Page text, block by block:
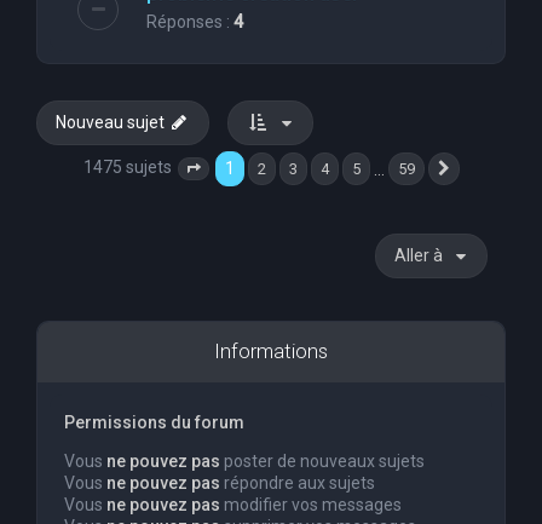
Réponses : 4
Nouveau sujet
1475 sujets Page 1 sur59
1 2 3 4 5 59
Aller à
Informations
Permissions du forum
Vous ne pouvez pas poster de nouveaux sujets
Vous ne pouvez pas répondre aux sujets
Vous ne pouvez pas modifier vos messages